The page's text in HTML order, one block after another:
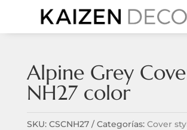
Alpine Grey
NH27 color
SKU: CSCNH27 Categorías: Cover